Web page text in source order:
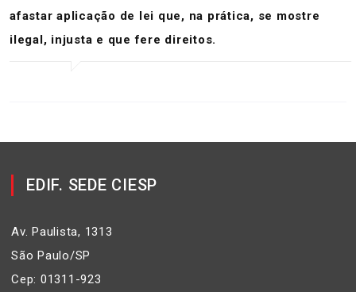
afastar aplicação de lei que, na prática, se mostre
ilegal, injusta e que fere direitos.
EDIF. SEDE CIESP
Av. Paulista, 1313
São Paulo/SP
Cep: 01311-923